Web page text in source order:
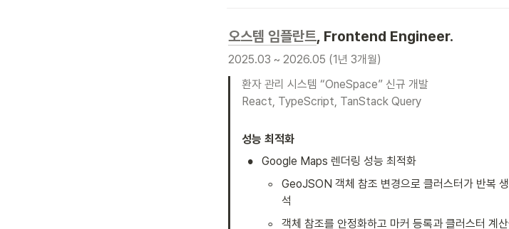
오스템 임플란트, Frontend Engineer.
2025.03 ~ 2026.05 (1년 3개월)
환자 관리 시스템 “OneSpace” 신규 개발
React, TypeScript, TanStack Query
성능 최적화
• Google Maps 렌더링 성능 최적화
◦
GeoJSON 객체 참조 변경으로 클러스터가 반복
석
◦ 객체 참조를 안정화하고 마커 등록과 클러스터 계